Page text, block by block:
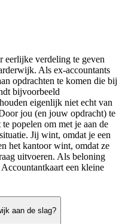
eerlijke verdeling te geven
Als ex-accountants
opdrachten te komen die bij
bijvoorbeeld
eigenlijk niet echt van
jou (en jouw opdracht) te
popelen om met je aan de
Jij wint, omdat je een
het kantoor wint, omdat ze
uitvoeren. Als beloning
een kleine
aan de slag?